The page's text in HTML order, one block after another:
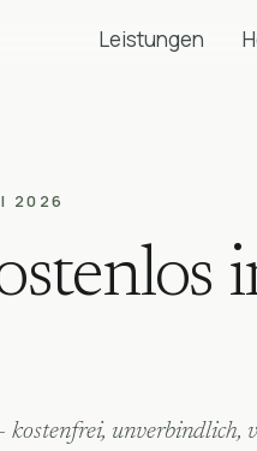
Leistungen
2026
kostenfrei, unverbindlich,